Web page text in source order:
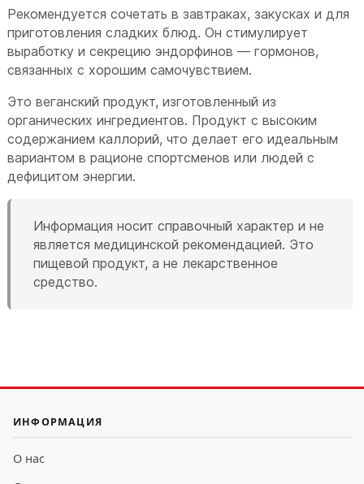
Рекомендуется сочетать в завтраках, закусках и для
приготовления сладких блюд. Он стимулирует
выработку и секрецию эндорфинов — гормонов,
связанных с хорошим самочувствием.
Это веганский продукт, изготовленный из
органических ингредиентов. Продукт с высоким
содержанием каллорий, что делает его идеальным
вариантом в рационе спортсменов или людей с
дефицитом энергии.
Информация носит справочный характер и не
является медицинской рекомендацией. Это
пищевой продукт, а не лекарственное
средство.
ИНФОРМАЦИЯ
О нас